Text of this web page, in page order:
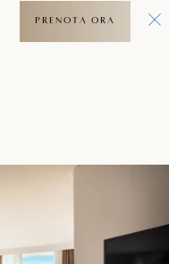
PRENOTA ORA